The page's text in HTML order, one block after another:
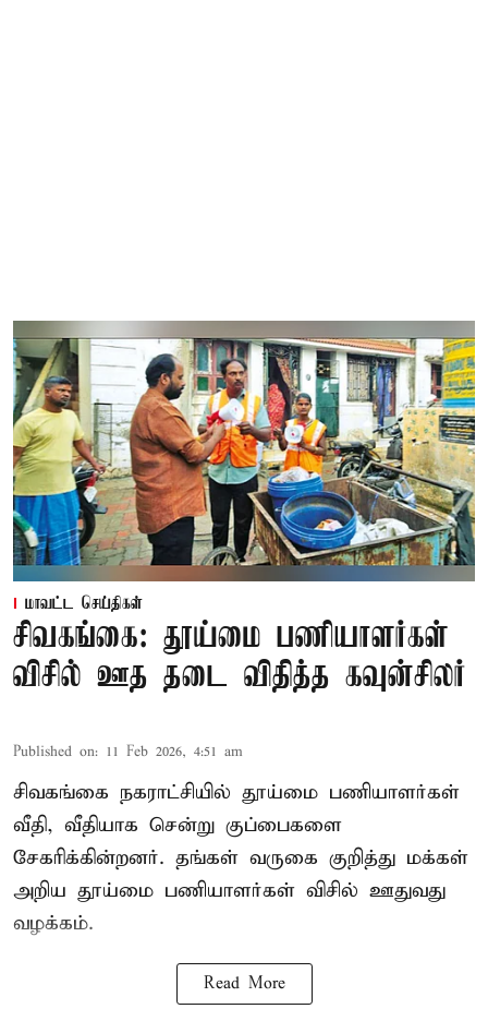
மாவட்ட செய்திகள்
சிவகங்கை: தூய்மை பணியாளர்கள்
விசில் ஊத தடை விதித்த கவுன்சிலர்
Published on: 11 Feb 2026, 4:51 am
சிவகங்கை நகராட்சியில் தூய்மை பணியாளர்கள்
வீதி, வீதியாக சென்று குப்பைகளை
சேகரிக்கின்றனர். தங்கள் வருகை குறித்து மக்கள்
அறிய தூய்மை பணியாளர்கள் விசில் ஊதுவது
வழக்கம்.
Read More